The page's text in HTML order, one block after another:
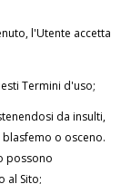
l'Utente accetta
Termini d'uso;
da insulti,
o osceno.
possono
al Sito;